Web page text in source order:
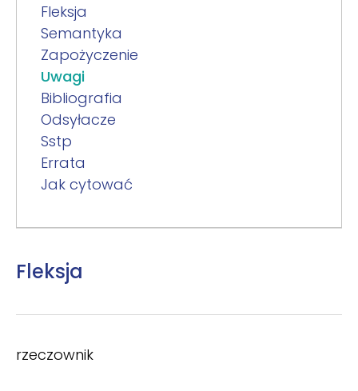
Fleksja
Semantyka
Zapożyczenie
Uwagi
Bibliografia
Odsyłacze
Sstp
Errata
Jak cytować
Fleksja
rzeczownik